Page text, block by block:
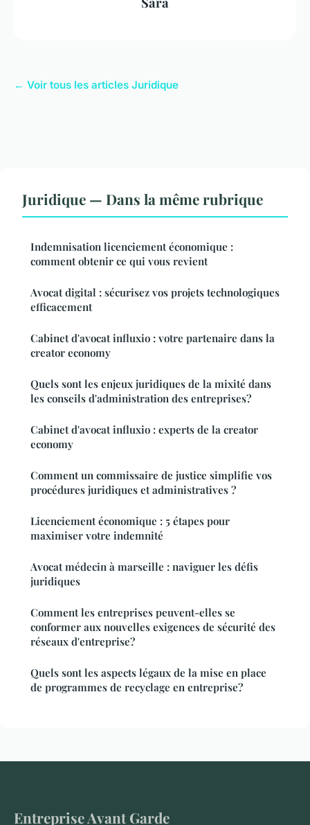
← Voir tous les articles Juridique
Juridique — Dans la même rubrique
Indemnisation licenciement économique :
comment obtenir ce qui vous revient
Avocat digital : sécurisez vos projets technologiques
efficacement
Cabinet d'avocat influxio : votre partenaire dans la
creator economy
Quels sont les enjeux juridiques de la mixité dans
les conseils d'administration des entreprises?
Cabinet d'avocat influxio : experts de la creator
economy
Comment un commissaire de justice simplifie vos
procédures juridiques et administratives ?
Licenciement économique : 5 étapes pour
maximiser votre indemnité
Avocat médecin à marseille : naviguer les défis
juridiques
Comment les entreprises peuvent-elles se
conformer aux nouvelles exigences de sécurité des
réseaux d'entreprise?
Quels sont les aspects légaux de la mise en place
de programmes de recyclage en entreprise?
Entreprise Avant Garde